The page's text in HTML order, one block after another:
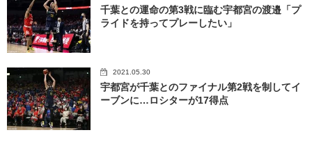
千葉との運命の第3戦に臨む宇都宮の渡邉「プ
ライドを持ってプレーしたい」
2021.05.30
宇都宮が千葉とのファイナル第2戦を制してイ
ーブンに…ロシターが17得点